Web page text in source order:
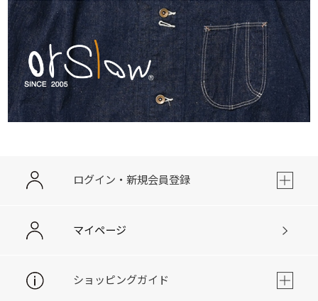
ログイン・新規会員登録
マイページ
ショッピングガイド